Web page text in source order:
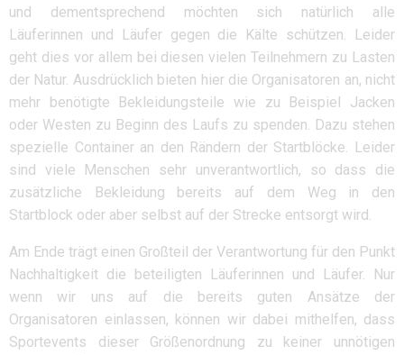
und dementsprechend möchten sich natürlich alle
Läuferinnen und Läufer gegen die Kälte schützen. Leider
geht dies vor allem bei diesen vielen Teilnehmern zu Lasten
der Natur. Ausdrücklich bieten hier die Organisatoren an, nicht
mehr benötigte Bekleidungsteile wie zu Beispiel Jacken
oder Westen zu Beginn des Laufs zu spenden. Dazu stehen
spezielle Container an den Rändern der Startblöcke. Leider
sind viele Menschen sehr unverantwortlich, so dass die
zusätzliche Bekleidung bereits auf dem Weg in den
Startblock oder aber selbst auf der Strecke entsorgt wird.
Am Ende trägt einen Großteil der Verantwortung für den Punkt
Nachhaltigkeit die beteiligten Läuferinnen und Läufer. Nur
wenn wir uns auf die bereits guten Ansätze der
Organisatoren einlassen, können wir dabei mithelfen, dass
Sportevents dieser Größenordnung zu keiner unnötigen